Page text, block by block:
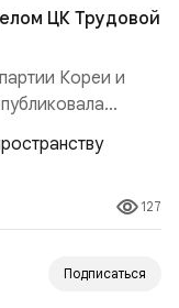
ЦК Трудовой
Кореи и
Токио
ракет
видимость
и выносит
на
127
Подписаться